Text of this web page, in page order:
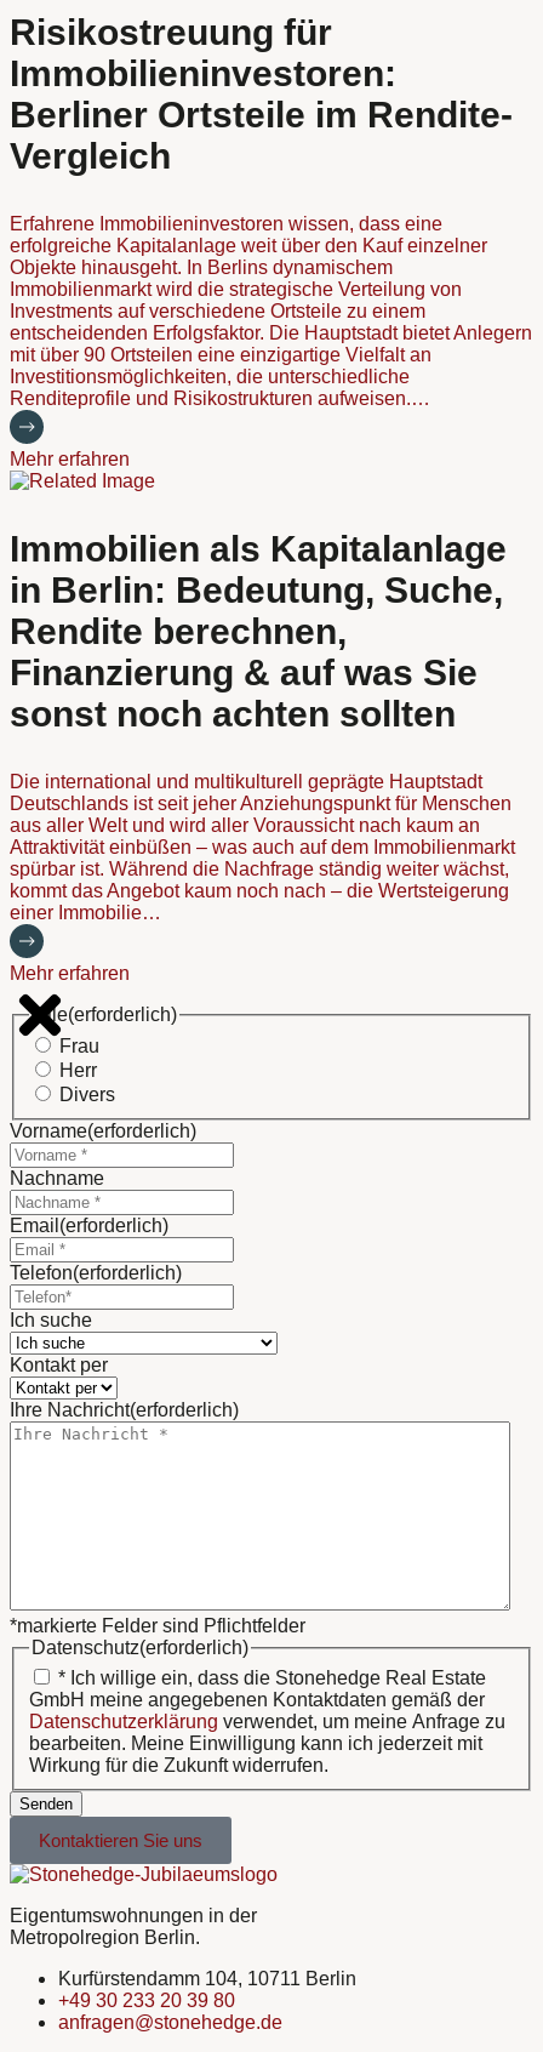
Risikostreuung für
Immobilieninvestoren:
Berliner Ortsteile im Rendite-
Vergleich
Erfahrene Immobilieninvestoren wissen, dass eine
erfolgreiche Kapitalanlage weit über den Kauf einzelner
Objekte hinausgeht. In Berlins dynamischem
Immobilienmarkt wird die strategische Verteilung von
Investments auf verschiedene Ortsteile zu einem
entscheidenden Erfolgsfaktor. Die Hauptstadt bietet Anlegern
mit über 90 Ortsteilen eine einzigartige Vielfalt an
Investitionsmöglichkeiten, die unterschiedliche
Renditeprofile und Risikostrukturen aufweisen.…
Mehr erfahren
Immobilien als Kapitalanlage
in Berlin: Bedeutung, Suche,
Rendite berechnen,
Finanzierung & auf was Sie
sonst noch achten sollten
Die international und multikulturell geprägte Hauptstadt
Deutschlands ist seit jeher Anziehungspunkt für Menschen
aus aller Welt und wird aller Voraussicht nach kaum an
Attraktivität einbüßen – was auch auf dem Immobilienmarkt
spürbar ist. Während die Nachfrage ständig weiter wächst,
kommt das Angebot kaum noch nach – die Wertsteigerung
einer Immobilie…
Mehr erfahren
Title(erforderlich)
Frau
Herr
Divers
Vorname(erforderlich)
Nachname
Email (erforderlich)
Telefon(erforderlich)
Ich suche
Kontakt per
Ihre Nachricht(erforderlich)
*markierte Felder sind Pflichtfelder
Datenschutz(erforderlich)
* Ich willige ein, dass die Stonehedge Real Estate
GmbH meine angegebenen Kontaktdaten gemäß der
Datenschutzerklärung verwendet, um meine Anfrage zu
bearbeiten. Meine Einwilligung kann ich jederzeit mit
Wirkung für die Zukunft widerrufen.
Senden
Kontaktieren Sie uns
Eigentumswohnungen in der
Metropolregion Berlin.
Kurfürstendamm 104, 10711 Berlin
+49 30 233 20 39 80
anfragen@stonehedge.de